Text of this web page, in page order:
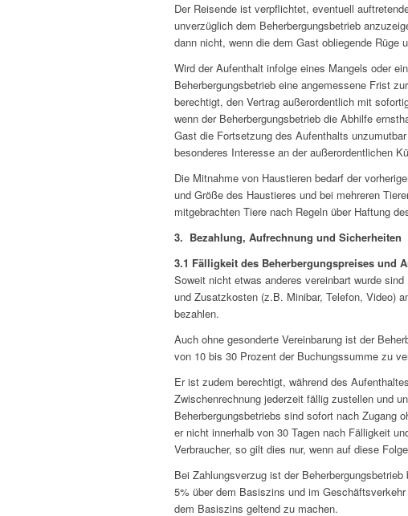
Der Reisende ist verpflichtet, eventuell
unverzüglich dem Beherbergungsbetrieb
dann nicht, wenn die dem Gast obliegende Rüge
Wird der Aufenthalt infolge eines Mangels oder
Beherbergungsbetrieb eine angemessene Frist
berechtigt, den Vertrag außerordentlich mit
wenn der Beherbergungsbetrieb die Abhilfe
Gast die Fortsetzung des Aufenthalts
besonderes Interesse an der außerordentlichen
Die Mitnahme von Haustieren bedarf der
und Größe des Haustieres und bei mehreren
mitgebrachten Tiere nach Regeln über Haftung
3. Bezahlung, Aufrechnung und Sicherheiten
3.1 Fälligkeit des Beherbergungspreises und
Soweit nicht etwas anderes vereinbart wurde
und Zusatzkosten (z.B. Minibar, Telefon, Video)
bezahlen.
Auch ohne gesonderte Vereinbarung ist der
von 10 bis 30 Prozent der Buchungssumme zu
Er ist zudem berechtigt, während des
Zwischenrechnung jederzeit fällig zustellen und
Beherbergungsbetriebs sind sofort nach Zugang
er nicht innerhalb von 30 Tagen nach Fälligkeit
Verbraucher, so gilt dies nur, wenn auf diese
Bei Zahlungsverzug ist der
5% über dem Basiszins und im
dem Basiszins geltend zu machen.